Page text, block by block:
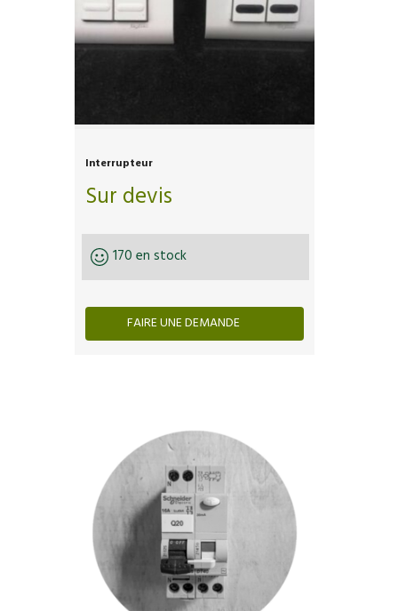
Interrupteur
Sur devis
170 en stock
FAIRE UNE DEMANDE